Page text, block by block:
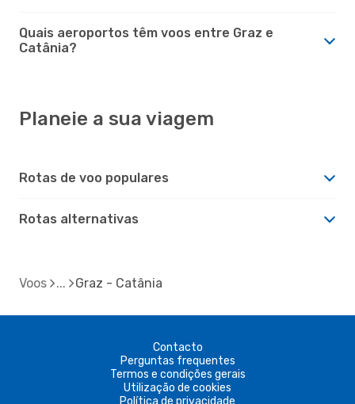
Quais aeroportos têm voos entre Graz e
Catânia?
Planeie a sua viagem
Rotas de voo populares
Rotas alternativas
Voos Graz - Catânia
Contacto
Perguntas frequentes
Termos e condições gerais
Utilização de cookies
Política de privacidade